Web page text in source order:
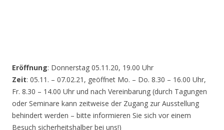
Eröffnung: Donnerstag 05.11.20, 19.00 Uhr
Zeit: 05.11. – 07.02.21, geöffnet Mo. – Do. 8.30 – 16.00 Uhr,
Fr. 8.30 – 14.00 Uhr und nach Vereinbarung (durch Tagungen
oder Seminare kann zeitweise der Zugang zur Ausstellung
behindert werden – bitte informieren Sie sich vor einem
Besuch sicherheitshalber bei uns!)